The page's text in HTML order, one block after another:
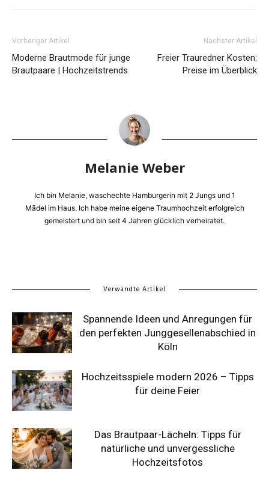
Vorheriger Artikel
Moderne Brautmode für junge
Brautpaare | Hochzeitstrends
Nächster Artikel
Freier Trauredner Kosten:
Preise im Überblick
Melanie Weber
Ich bin Melanie, waschechte Hamburgerin mit 2 Jungs und 1
Mädel im Haus. Ich habe meine eigene Traumhochzeit erfolgreich
gemeistert und bin seit 4 Jahren glücklich verheiratet.
Verwandte Artikel
Spannende Ideen und Anregungen für
den perfekten Junggesellenabschied in
Köln
Hochzeitsspiele modern 2026 – Tipps
für deine Feier
Das Brautpaar-Lächeln: Tipps für
natürliche und unvergessliche
Hochzeitsfotos